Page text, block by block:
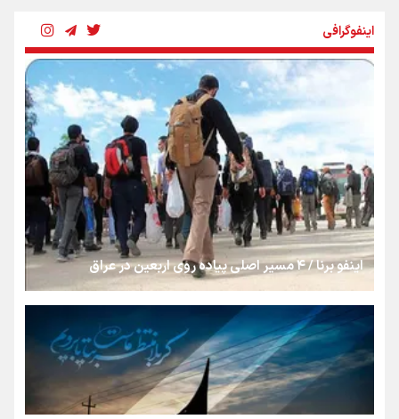
رسانه ملی و حق مردم برای شنیدن صدای رئیس‌جمهوری
روایت ایران از کنار مردم
از طلوع خیابان‌ها تا غروب اشک
جمله‌ای که بغض چهارماهه را شکست؛ «آهای مردم، آقا از
تهران رفتند»
سه حسرتی که به دلم ماند
اینفوگرافی
اینفو برنا / ۴ مسیر اصلی پیاده روی اربعین در عراق